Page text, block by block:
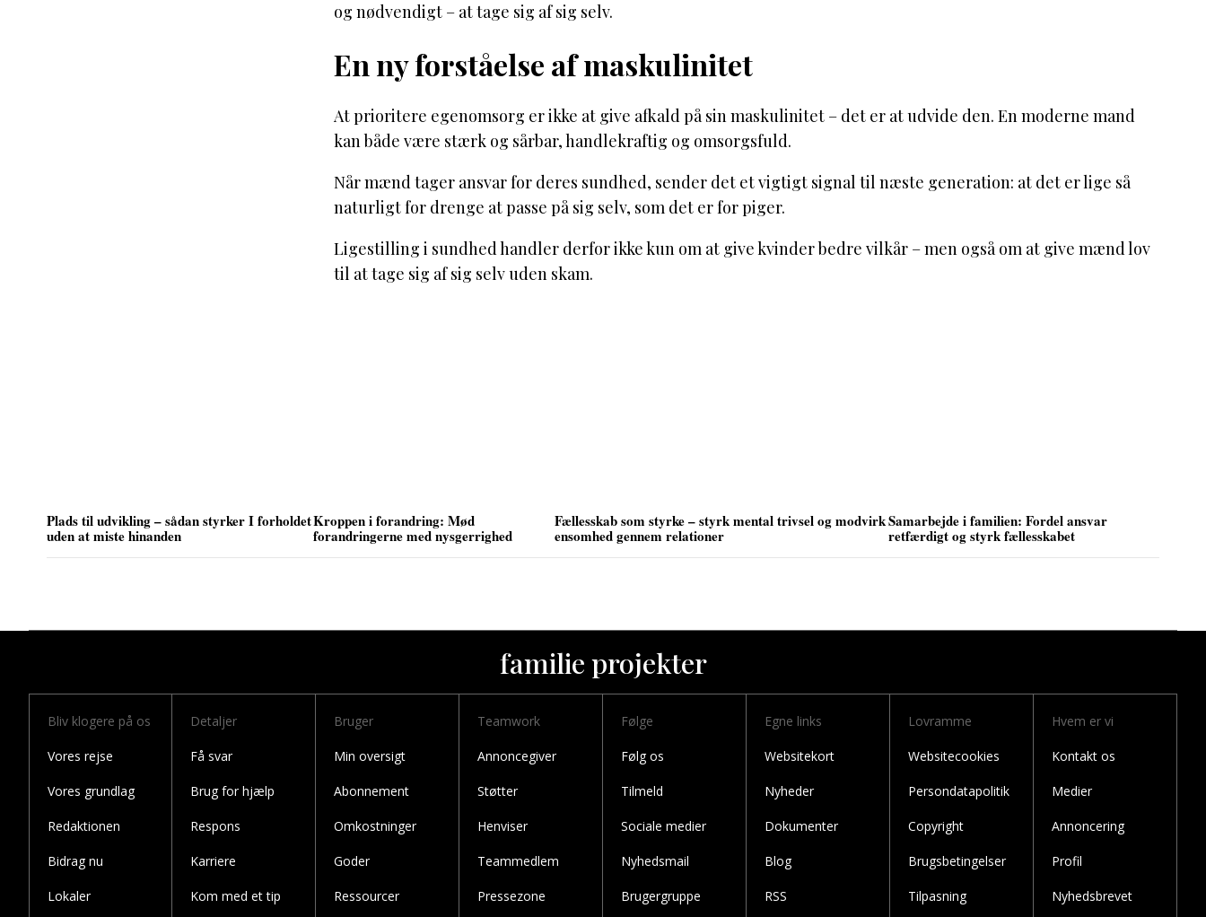
og nødvendigt – at tage sig af sig selv.
En ny forståelse af maskulinitet
At prioritere egenomsorg er ikke at give afkald på sin maskulinitet – det er at udvide den. En moderne mand
kan både være stærk og sårbar, handlekraftig og omsorgsfuld.
Når mænd tager ansvar for deres sundhed, sender det et vigtigt signal til næste generation: at det er lige så
naturligt for drenge at passe på sig selv, som det er for piger.
Ligestilling i sundhed handler derfor ikke kun om at give kvinder bedre vilkår – men også om at give mænd lov
til at tage sig af sig selv uden skam.
Plads til udvikling – sådan styrker I forholdet
uden at miste hinanden
Kroppen i forandring: Mød
forandringerne med nysgerrighed
Fællesskab som styrke – styrk mental trivsel og modvirk
ensomhed gennem relationer
Samarbejde i familien: Fordel ansvar
retfærdigt og styrk fællesskabet
familie projekter
Hvem er vi
Kontakt os
Medier
Annoncering
Profil
Nyhedsbrevet
Bliv klogere på os
Vores rejse
Vores grundlag
Redaktionen
Bidrag nu
Lokaler
Detaljer
Få svar
Brug for hjælp
Respons
Karriere
Kom med et tip
Bruger
Min oversigt
Abonnement
Omkostninger
Goder
Ressourcer
Teamwork
Annoncegiver
Støtter
Henviser
Teammedlem
Pressezone
Følge
Følg os
Tilmeld
Sociale medier
Nyhedsmail
Brugergruppe
Egne links
Websitekort
Nyheder
Dokumenter
Blog
RSS
Lovramme
Websitecookies
Persondatapolitik
Copyright
Brugsbetingelser
Tilpasning